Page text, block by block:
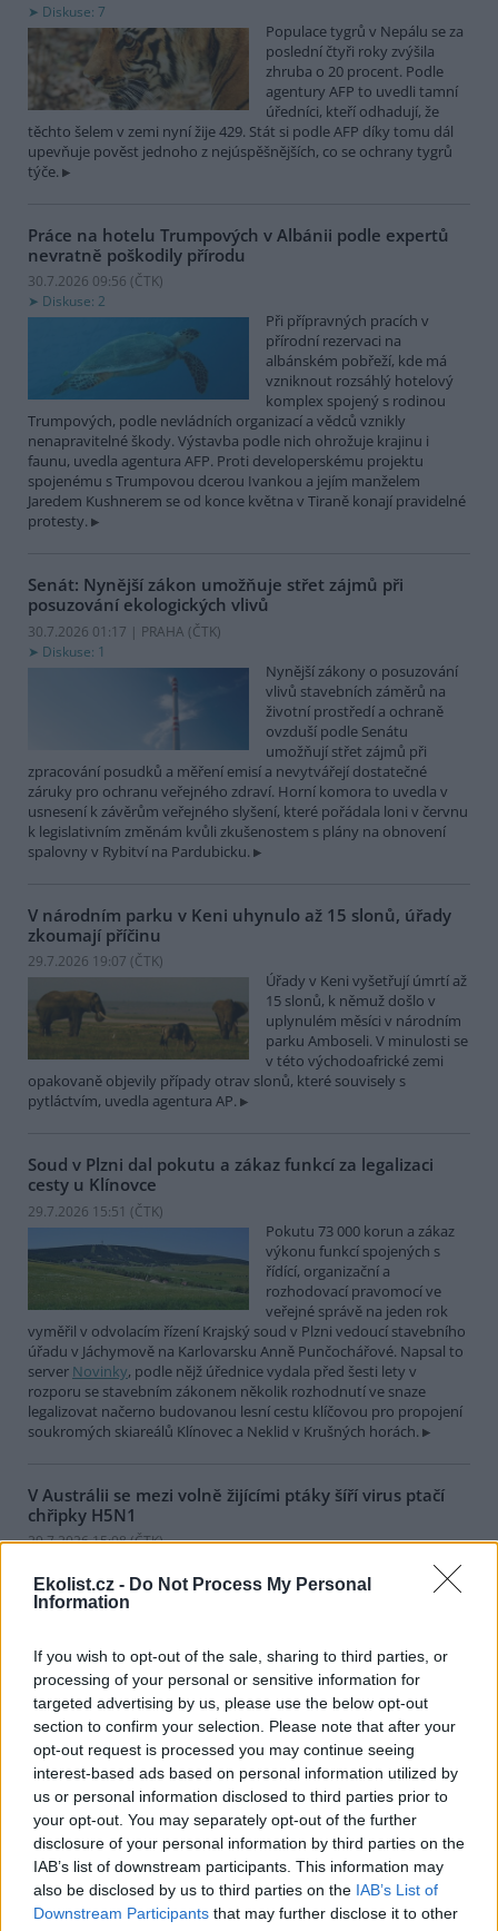
Ekolist.cz - Do Not Process My Personal
Information
If you wish to opt-out of the sale, sharing to third parties, or
processing of your personal or sensitive information for
targeted advertising by us, please use the below opt-out
section to confirm your selection. Please note that after your
opt-out request is processed you may continue seeing
interest-based ads based on personal information utilized by
us or personal information disclosed to third parties prior to
your opt-out. You may separately opt-out of the further
disclosure of your personal information by third parties on the
IAB’s list of downstream participants. This information may
also be disclosed by us to third parties on the IAB’s List of
Downstream Participants that may further disclose it to other
Diskuse: 7
Populace tygrů v Nepálu se za
poslední čtyři roky zvýšila
zhruba o 20 procent. Podle
agentury AFP to uvedli tamní
úředníci, kteří odhadují, že
těchto šelem v zemi nyní žije 429. Stát si podle AFP díky tomu dál
upevňuje pověst jednoho z nejúspěšnějších, co se ochrany tygrů
týče.
Práce na hotelu Trumpových v Albánii podle expertů
nevratně poškodily přírodu
30.7.2026 09:56 (ČTK)
Diskuse: 2
Při přípravných pracích v
přírodní rezervaci na
albánském pobřeží, kde má
vzniknout rozsáhlý hotelový
komplex spojený s rodinou
Trumpových, podle nevládních organizací a vědců vznikly
nenapravitelné škody. Výstavba podle nich ohrožuje krajinu i
faunu, uvedla agentura AFP. Proti developerskému projektu
spojenému s Trumpovou dcerou Ivankou a jejím manželem
Jaredem Kushnerem se od konce května v Tiraně konají pravidelné
protesty.
Senát: Nynější zákon umožňuje střet zájmů při
posuzování ekologických vlivů
30.7.2026 01:17 | PRAHA (ČTK)
Diskuse: 1
Nynější zákony o posuzování
vlivů stavebních záměrů na
životní prostředí a ochraně
ovzduší podle Senátu
umožňují střet zájmů při
zpracování posudků a měření emisí a nevytvářejí dostatečné
záruky pro ochranu veřejného zdraví. Horní komora to uvedla v
usnesení k závěrům veřejného slyšení, které pořádala loni v červnu
k legislativním změnám kvůli zkušenostem s plány na obnovení
spalovny v Rybitví na Pardubicku.
V národním parku v Keni uhynulo až 15 slonů, úřady
zkoumají příčinu
29.7.2026 19:07 (ČTK)
Úřady v Keni vyšetřují úmrtí až
15 slonů, k němuž došlo v
uplynulém měsíci v národním
parku Amboseli. V minulosti se
v této východoafrické zemi
opakovaně objevily případy otrav slonů, které souvisely s
pytláctvím, uvedla agentura AP.
Soud v Plzni dal pokutu a zákaz funkcí za legalizaci
cesty u Klínovce
29.7.2026 15:51 (ČTK)
Pokutu 73 000 korun a zákaz
výkonu funkcí spojených s
řídící, organizační a
rozhodovací pravomocí ve
veřejné správě na jeden rok
vyměřil v odvolacím řízení Krajský soud v Plzni vedoucí stavebního
úřadu v Jáchymově na Karlovarsku Anně Punčochářové. Napsal to
server Novinky, podle nějž úřednice vydala před šesti lety v
rozporu se stavebním zákonem několik rozhodnutí ve snaze
legalizovat načerno budovanou lesní cestu klíčovou pro propojení
soukromých skiareálů Klínovec a Neklid v Krušných horách.
V Austrálii se mezi volně žijícími ptáky šíří virus ptačí
chřipky H5N1
29.7.2026 15:08 (ČTK)
Mezi volně žijícími ptáky v
Austrálii se začal šířit vysoce
veterinářka Beth Cooksonová. Podle ní jde o očekávaný, ale
znepokojivý vývoj, který může vést k rozsáhlejšímu šíření nákazy
mezi divokými zvířaty. Australská ministryně zemědělství Julie
Collinsová uvedla, že zatím nejsou důkazy o hromadném úhynu
ptáků ani o zasažení drůbežářského průmyslu. Riziko pro lidské
zdraví podle ní zůstává nízké.
Senát má akční plán EU pro hnojiva za nedostatečný,
situace je podle něj závažná
29.7.2026 14:59 | PRAHA (ČTK)
Senát považuje situaci na trhu
s hnojivy za závažnou.